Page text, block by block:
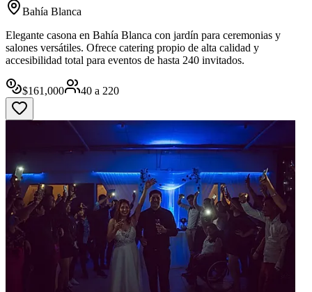
Bahía Blanca
Elegante casona en Bahía Blanca con jardín para ceremonias y
salones versátiles. Ofrece catering propio de alta calidad y
accesibilidad total para eventos de hasta 240 invitados.
$161,000 40 a 220